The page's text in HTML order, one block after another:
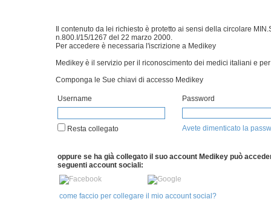
Il contenuto da lei richiesto è protetto ai sensi della circolare
n.800.I/15/1267 del 22 marzo 2000.
Per accedere è necessaria l'iscrizione a Medikey
Medikey è il servizio per il riconoscimento dei medici italiani e
Componga le Sue chiavi di accesso Medikey
Username Password
Resta collegato Avete dimenticato la
oppure se ha già collegato il suo account Medikey può
seguenti account sociali:
come faccio per collegare il mio account social?